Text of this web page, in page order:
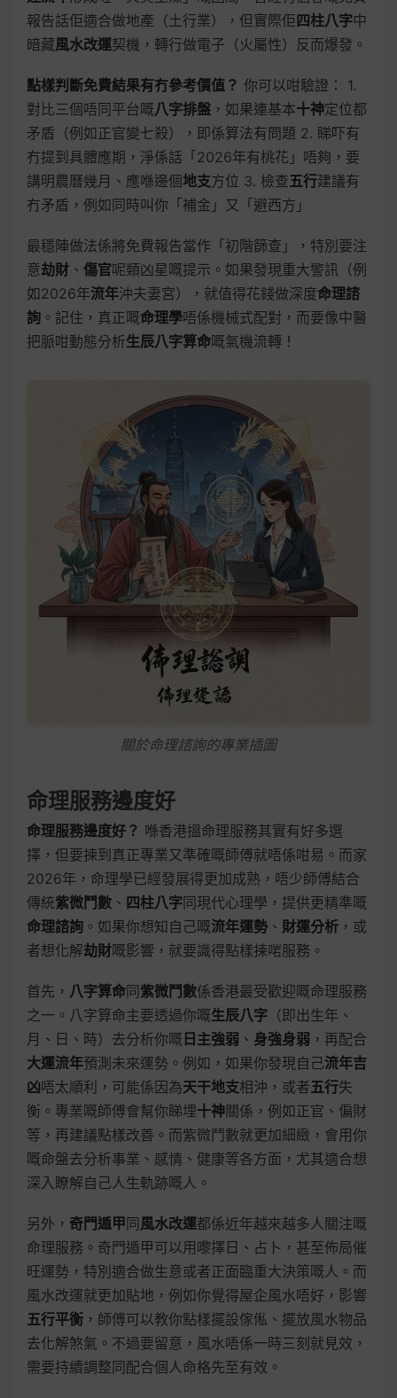
報告話佢適合做地產（土行業），但實際佢四柱八字中
暗藏風水改運契機，轉行做電子（火屬性）反而爆發。
點樣判斷免費結果有冇參考價值？ 你可以咁驗證： 1.
對比三個唔同平台嘅八字排盤 ，如果連基本十神定位都
矛盾（例如正官變七殺），即係算法有問題 2. 睇吓有
冇提到具體應期，淨係話「2026年有桃花」唔夠，要
講明農曆幾月、應喺邊個地支方位 3. 檢查五行建議有
冇矛盾，例如同時叫你「補金」又「避西方」
最穩陣做法係將免費報告當作「初階篩查」，特別要注
意劫財 、 傷官呢類凶星嘅提示。如果發現重大警訊（例
如2026年流年沖夫妻宮），就值得花錢做深度命理諮
詢 。記住，真正嘅命理學唔係機械式配對，而要像中醫
把脈咁動態分析生辰八字算命嘅氣機流轉！
關於命理諮詢的專業插圖
命理服務邊度好
命理服務邊度好？ 喺香港搵命理服務其實有好多選
擇，但要揀到真正專業又準確嘅師傅就唔係咁易。而家
2026年，命理學已經發展得更加成熟，唔少師傅結合
傳統紫微鬥數 、 四柱八字同現代心理學，提供更精準嘅
命理諮詢 。如果你想知自己嘅流年運勢 、 財運分析 ，或
者想化解劫財嘅影響，就要識得點樣揀啱服務。
首先， 八字算命同紫微鬥數係香港最受歡迎嘅命理服務
之一。八字算命主要透過你嘅生辰八字 （即出生年、
月、日、時）去分析你嘅 日主強弱 、 身強身弱 ，再配合
大運流年預測未來運勢。例如，如果你發現自己流年吉
凶唔太順利，可能係因為天干地支相沖，或者五行失
衡。專業嘅師傅會幫你睇埋十神關係，例如正官、偏財
等，再建議點樣改善。而紫微鬥數就更加細緻，會用你
嘅命盤去分析事業、感情、健康等各方面，尤其適合想
深入瞭解自己人生軌跡嘅人。
另外， 奇門遁甲同風水改運都係近年越來越多人關注嘅
命理服務。奇門遁甲可以用嚟擇日、占卜，甚至佈局催
旺運勢，特別適合做生意或者正面臨重大決策嘅人。而
風水改運就更加貼地，例如你覺得屋企風水唔好，影響
五行平衡 ，師傅可以教你點樣擺設傢俬、擺放風水物品
去化解煞氣。不過要留意，風水唔係一時三刻就見效，
需要持續調整同配合個人命格先至有效。